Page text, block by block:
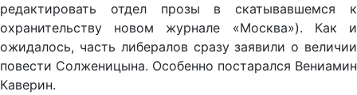
редактировать отдел прозы в скатывавшемся к
охранительству новом журнале «Москва»). Как и
ожидалось, часть либералов сразу заявили о величии
повести Солженицына. Особенно постарался Вениамин
Каверин.